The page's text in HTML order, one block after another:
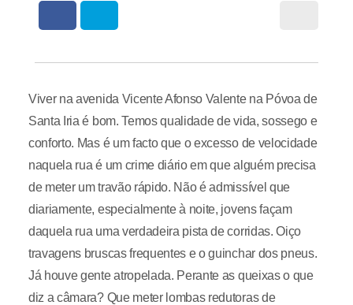
Viver na avenida Vicente Afonso Valente na Póvoa de
Santa Iria é bom. Temos qualidade de vida, sossego e
conforto. Mas é um facto que o excesso de velocidade
naquela rua é um crime diário em que alguém precisa
de meter um travão rápido. Não é admissível que
diariamente, especialmente à noite, jovens façam
daquela rua uma verdadeira pista de corridas. Oiço
travagens bruscas frequentes e o guinchar dos pneus.
Já houve gente atropelada. Perante as queixas o que
diz a câmara? Que meter lombas redutoras de